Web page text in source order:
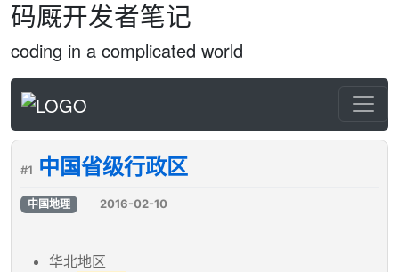
码厩开发者笔记
coding in a complicated world
#1 中国省级行政区
中国地理 2016-02-10
华北地区